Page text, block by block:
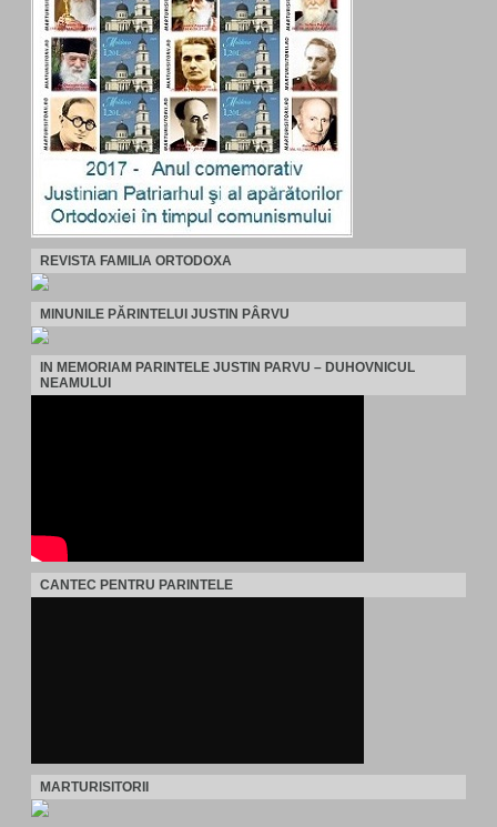
REVISTA FAMILIA ORTODOXA
MINUNILE PĂRINTELUI JUSTIN PÂRVU
IN MEMORIAM PARINTELE JUSTIN PARVU – DUHOVNICUL
NEAMULUI
CANTEC PENTRU PARINTELE
MARTURISITORII